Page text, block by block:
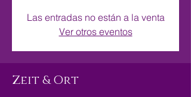
Las entradas no están a la venta
Ver otros eventos
Zeit & Ort